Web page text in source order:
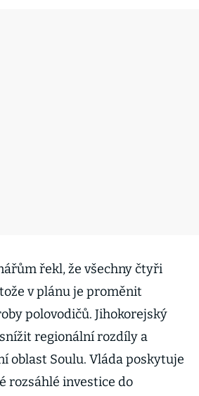
řekl, že všechny čtyři
v plánu je proměnit
polovodičů. Jihokorejský
regionální rozdíly a
Soulu. Vláda poskytuje
rozsáhlé investice do